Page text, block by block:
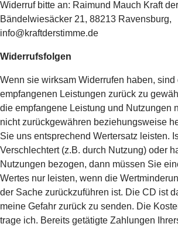
Widerruf bitte an: Raimund Mauch Kraft
Bändelwiesäcker 21, 88213 Ravensburg,
info@kraftderstimme.de
Widerrufsfolgen
Wenn sie wirksam Widerrufen haben,
empfangenen Leistungen zurück zu
die empfangene Leistung und Nutzungen
nicht zurückgewähren beziehungsweise
Sie uns entsprechend Wertersatz leisten.
Verschlechtert (z.B. durch Nutzung) oder
Nutzungen bezogen, dann müssen Sie
Wertes nur leisten, wenn die
der Sache zurückzuführen ist. Die CD ist
meine Gefahr zurück zu senden. Die
trage ich. Bereits getätigte Zahlungen